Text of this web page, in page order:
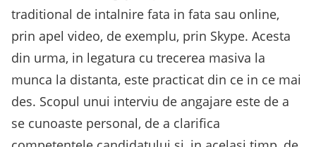
traditional de intalnire fata in fata sau online,
prin apel video, de exemplu, prin Skype. Acesta
din urma, in legatura cu trecerea masiva la
munca la distanta, este practicat din ce in ce mai
des. Scopul unui interviu de angajare este de a
se cunoaste personal, de a clarifica